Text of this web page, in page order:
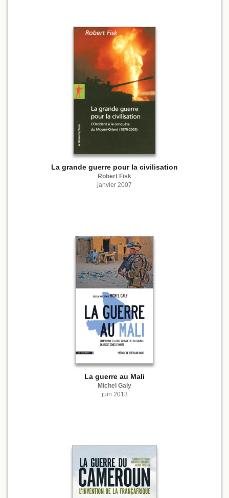
La grande guerre pour la civilisation
Robert Fisk
janvier 2007
La guerre au Mali
Michel Galy
juin 2013